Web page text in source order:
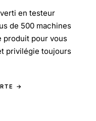
en testeur
de 500 machines
produit pour vous
privilégie toujours
→